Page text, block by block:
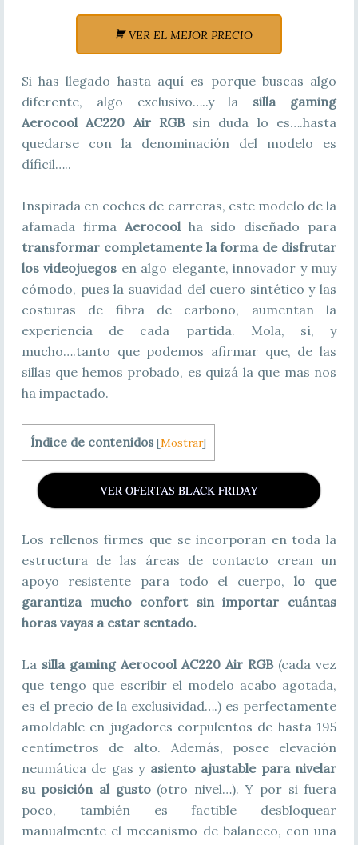
VER EL MEJOR PRECIO
Si has llegado hasta aquí es porque buscas algo
diferente, algo exclusivo…..y la silla gaming
Aerocool AC220 Air RGBsin duda lo es….hasta
quedarse con la denominación del modelo es
díficil…..
Inspirada en coches de carreras, este modelo de la
afamada firma Aerocoolha sido diseñado para
transformar completamente la forma de disfrutar
los videojuegos en algo elegante, innovador y muy
cómodo, pues la suavidad del cuero sintético y las
costuras de fibra de carbono, aumentan la
experiencia de cada partida. Mola, sí, y
mucho….tanto que podemos afirmar que, de las
sillas que hemos probado, es quizá la que mas nos
ha impactado.
Índice de contenidos [Mostrar]
VER OFERTAS BLACK FRIDAY
Los rellenos firmes que se incorporan en toda la
estructura de las áreas de contacto crean un
apoyo resistente para todo el cuerpo, lo que
garantiza mucho confort sin importar cuántas
horas vayas a estar sentado.
La silla gaming Aerocool AC220 Air RGB(cada vez
que tengo que escribir el modelo acabo agotada,
es el precio de la exclusividad….) es perfectamente
amoldable en jugadores corpulentos de hasta 195
centímetros de alto. Además, posee elevación
neumática de gas y asiento ajustable para nivelar
su posición al gusto (otro nivel…). Y por si fuera
poco, también es factible desbloquear
manualmente el mecanismo de balanceo, con una